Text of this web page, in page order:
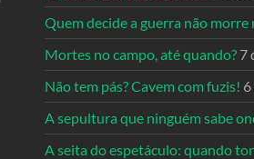
Quem decide a guerra não morre
Mortes no campo, até quando? 7
Não tem pás? Cavem com fuzis!
A sepultura que ninguém sabe
A seita do espetáculo: quando